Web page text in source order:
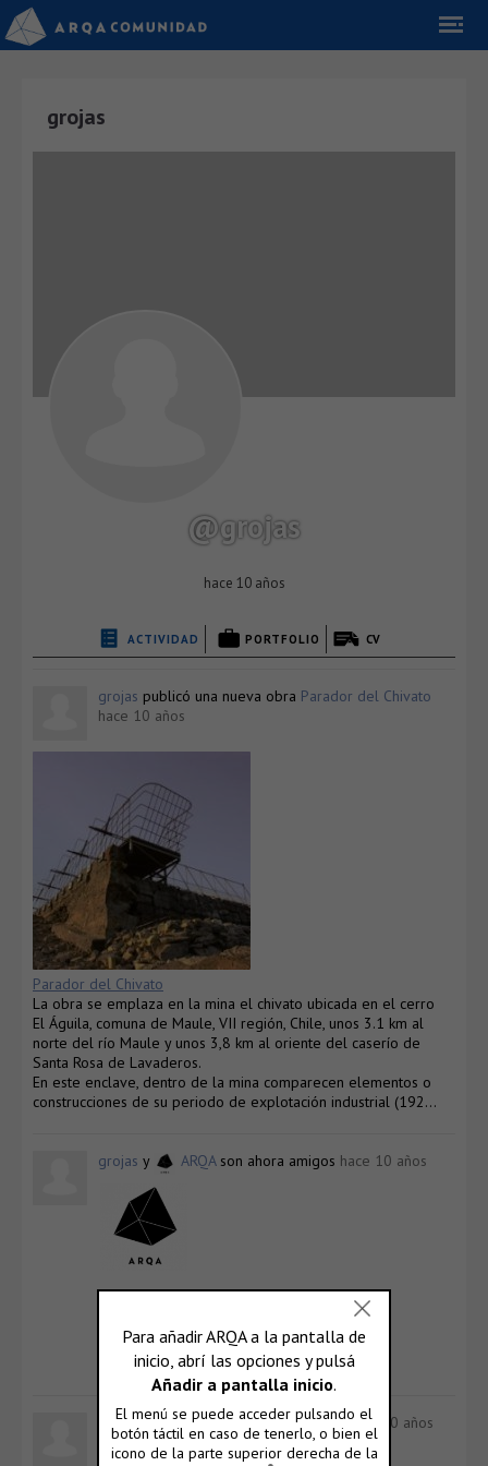
grojas
@grojas
hace 10 años
ACTIVIDAD PORTFOLIO CV
grojas publicó una nueva obra Parador del Chivato
hace 10 años
Parador del Chivato
La obra se emplaza en la mina el chivato ubicada en el cerro
El Águila, comuna de Maule, VII región, Chile, unos 3.1 km al
norte del río Maule y unos 3,8 km al oriente del caserío de
Santa Rosa de Lavaderos.
En este enclave, dentro de la mina comparecen elementos o
construcciones de su periodo de explotación industrial (192…
grojas y ARQAson ahora amigos hace 10 años
Ver Perfil
grojasahora es un usuario registradohace 10 años